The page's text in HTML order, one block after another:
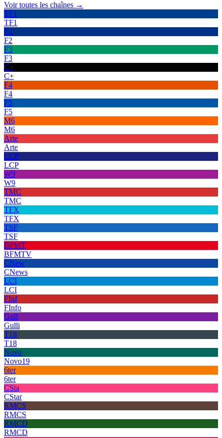
Voir toutes les chaînes →
TF1
TF1
F2
F2
F3
F3
C+
C+
F4
F4
F5
F5
M6
M6
Arte
Arte
LCP
LCP
W9
W9
TMC
TMC
TFX
TFX
TSF
TSF
BFMT
BFMTV
CNew
CNews
LCI
LCI
FInf
FInfo
Gull
Gulli
T18
T18
Novo
Novo19
6ter
6ter
CSta
CStar
RMCS
RMCS
RMCD
RMCD